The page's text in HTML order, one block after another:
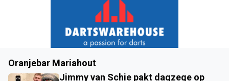
Oranjebar Mariahout
Jimmy van Schie pakt dagzege op